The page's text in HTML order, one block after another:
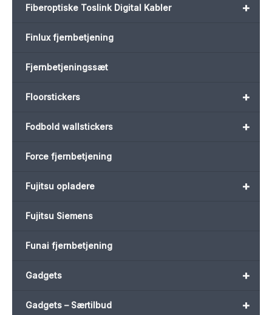
+
Fiberoptiske Toslink Digital Kabler
Finlux fjernbetjening
Fjernbetjeningssæt
+
Floorstickers
+
Fodbold wallstickers
Force fjernbetjening
+
Fujitsu opladere
Fujitsu Siemens
Funai fjernbetjening
+
Gadgets
+
Gadgets – Særtilbud